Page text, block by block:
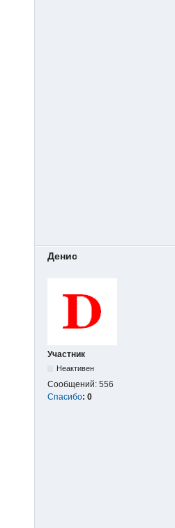
Денис
Участник
Неактивен
Сообщений: 556
Спасибо: 0